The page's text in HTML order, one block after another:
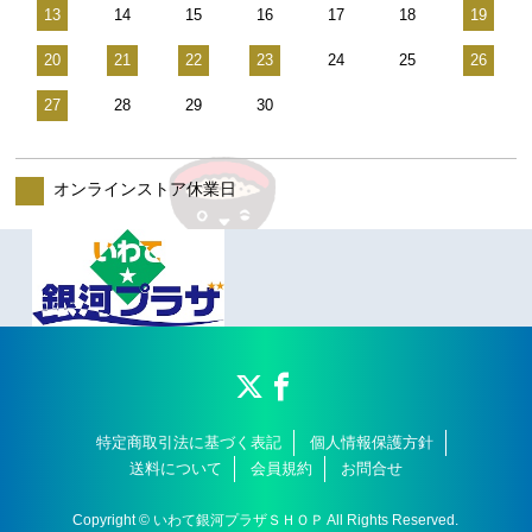
13 14 15 16 17 18 19
20 21 22 23 24 25 26
27 28 29 30
オンラインストア休業日
特定商取引法に基づく表記
個人情報保護方針
送料について
会員規約 お問合せ
Copyright © いわて銀河プラザＳＨＯＰ All Rights Reserved.